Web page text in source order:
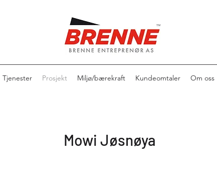
Tjenester Prosjekt Miljø/bærekraft Kundeomtaler Om oss
Mowi Jøsnøya